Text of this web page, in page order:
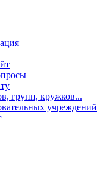
групп, кружков...
учреждений